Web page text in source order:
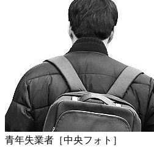
青年失業者［中央フォト］